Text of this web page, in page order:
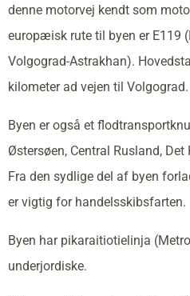
denne motorvej kendt som
europæisk rute til byen er E119
Volgograd-Astrakhan).
kilometer ad vejen til Volgograd.
Byen er også et
Østersøen, Central Rusland,
Fra den sydlige del af byen
er vigtig for handelsskibsfarten.
Byen har pikaraitiotielinja
underjordiske.